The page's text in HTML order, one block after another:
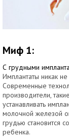
Миф 1:
С грудными
Имплантаты никак
Современные
производители,
устанавливать
молочной железой
грудью становится
ребенка.